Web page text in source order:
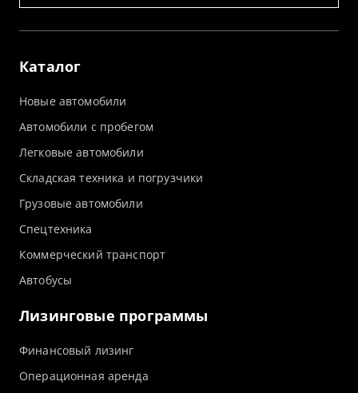
Каталог
Новые автомобили
Автомобили с пробегом
Легковые автомобили
Складская техника и погрузчики
Грузовые автомобили
Спецтехника
Коммерческий транспорт
Автобусы
Лизинговые программы
Финансовый лизинг
Операционная аренда